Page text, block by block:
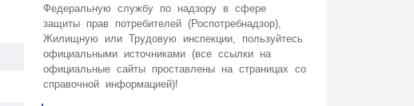
Федеральную службу по надзору в сфере
защиты прав потребителей (Роспотребнадзор),
Жилищную или Трудовую инспекции, пользуйтесь
официальными источниками (все ссылки на
официальные сайты проставлены на страницах со
справочной информацией)!